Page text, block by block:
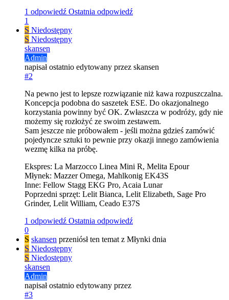
1 odpowiedź Ostatnia odpowiedź
1
S Niedostępny
S Niedostępny
skansen
Admin
napisałostatnio edytowany przez skansen
#2
Na pewno jest to lepsze rozwiązanie niż kawa rozpuszczalna.
Koncepcja podobna do saszetek ESE. Do okazjonalnego
korzystania powinny być OK. Zwłaszcza w podróży, gdy nie
możemy się rozłożyć ze swoim zestawem.
Sam jeszcze nie próbowałem - jeśli można gdzieś zamówić
pojedyncze sztuki to pewnie przy okazji innego zamówienia
wezmę kilka na próbę.
Ekspres: La Marzocco Linea Mini R, Melita Epour
Młynek: Mazzer Omega, Mahlkonig EK43S
Inne: Fellow Stagg EKG Pro, Acaia Lunar
Poprzedni sprzęt: Lelit Bianca, Lelit Elizabeth, Sage Pro
Grinder, Lelit William, Ceado E37S
1 odpowiedź Ostatnia odpowiedź
0
S skansen przeniósł ten temat z Młynki dnia
S Niedostępny
S Niedostępny
skansen
Admin
napisałostatnio edytowany przez
#3